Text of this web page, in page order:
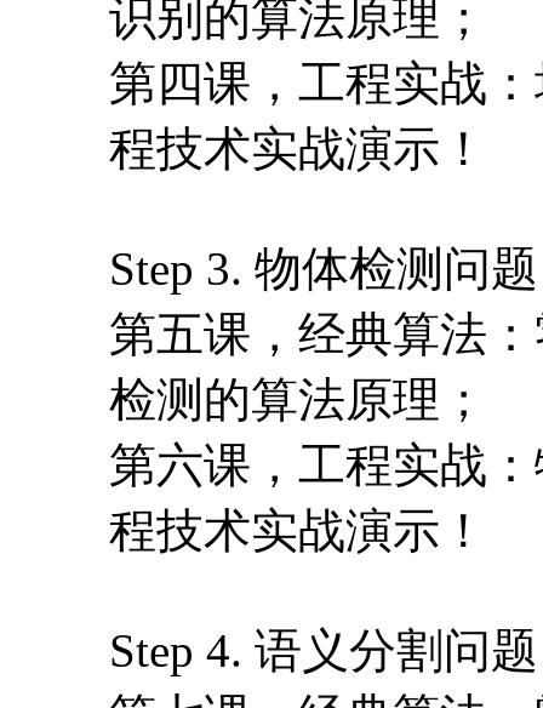
识别的算法原理；
第四课，工程实战
程技术实战演示！
Step 3. 物体检测问题
第五课，经典算法
检测的算法原理；
第六课，工程实战
程技术实战演示！
Step 4. 语义分割问题